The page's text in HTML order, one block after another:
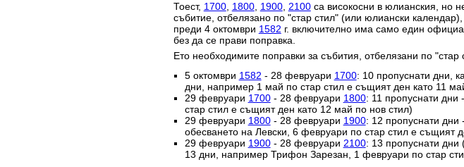
Тоест, 1700, 1800, 1900, 2100са високосни в юлианския, но
събитие, отбелязано по "стар стил" (или юлиански
преди 4 октомври 1582 г. включително има само един
без да се прави поправка.
Ето необходимите поправки за събития, отбелязани по "стар
5 октомври 1582 - 28 февруари 1700: 10 пропуснати дни,
дни, например 1 май по стар стил е същият ден като 11
29 февруари 1700- 28 февруари 1800: 11 пропуснати
стар стил е същият ден като 12 май по нов стил)
29 февруари 1800- 28 февруари 1900: 12 пропуснати
обесването на Левски, 6 февруари по стар стил е същият
29 февруари 1900- 28 февруари 2100: 13 пропуснати
13 дни, например Трифон Зарезан, 1 февруари по стар